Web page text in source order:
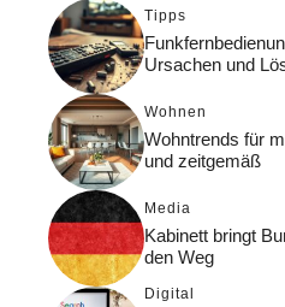
Tipps
Ursachen und
Wohnen
Wohntrends für
und zeitgemäß
Media
Kabinett bringt
den Weg
Digital